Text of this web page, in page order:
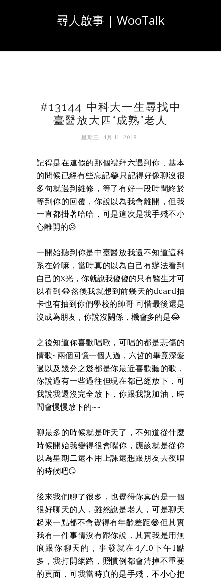
尋人啟事 | WooTalk
#13144 中科大一生尋找中
臺醫放大四“成熟”老人
星期三, 4月 11, 2018
記得是在連假的那個禮拜六遇到你，基本
的問候已經有些忘記😂只記得好像聊沒很
多句就遇到維修，等了有好一段時間終於
等到你的回覆，你說以為我會離開，但我
一直都掛著哈哈，可是這次是我手殘不小
心離開的😥
一開始聽到你是中臺醫放我還不知道這科
系在幹嘛，當時真的以為自己有辦法看到
自己的X光，你就說我傻傻的只有醫生才可
以看到😂然後我就想到前幾天的dcard抽
卡也有抽到你們學校的帥哥 可惜最後還是
沒成為朋友，你說沒關係，機會多的是😂
之後知道你喜歡唱歌，可唱的都是悲傷的
情歌~兩個回憶一個人過，六哲的畢竟深愛
過以及幾分之幾都是你最近喜歡聽的歌，
你說過有一些過往但現在都已經放下，可
我說我還沒完全放下，你跟我說加油，時
間會慢慢放下的~~
聊最多的時候就是昨天了，不知道從什麼
時候開始我變得很會嘴你，應該就是從你
以為星期二還不用上課還想跟朋友去夜唱
的時候吧😏
後來我們聊了很多，也覺得你真的是一個
很好聊天的人，雖然說是老人，可是聊天
起來一點都不會覺得有年齡差距😂但其實
我有一件事情沒有跟你說，其實我是用無
痕跟你聊天的，事發就在4/10下午1點
多，我打開網路，照慣例都會清掉不重要
的頁面，可我當時真的是手殘，不小心把